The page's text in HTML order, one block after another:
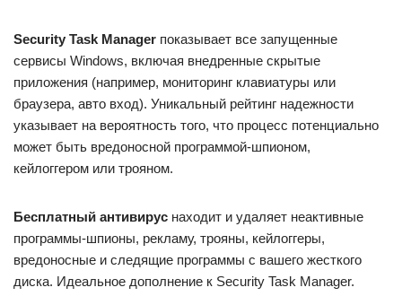
Security Task Manager показывает все запущенные
сервисы Windows, включая внедренные скрытые
приложения (например, мониторинг клавиатуры или
браузера, авто вход). Уникальный рейтинг надежности
указывает на вероятность того, что процесс потенциально
может быть вредоносной программой-шпионом,
кейлоггером или трояном.
Бесплатный aнтивирус находит и удаляет неактивные
программы-шпионы, рекламу, трояны, кейлоггеры,
вредоносные и следящие программы с вашего жесткого
диска. Идеальное дополнение к Security Task Manager.